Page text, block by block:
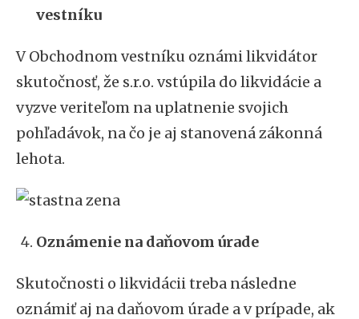
vestníku
V Obchodnom vestníku oznámi likvidátor
skutočnosť, že s.r.o. vstúpila do likvidácie a
vyzve veriteľom na uplatnenie svojich
pohľadávok, na čo je aj stanovená zákonná
lehota.
Oznámenie na daňovom úrade
Skutočnosti o likvidácii treba následne
oznámiť aj na daňovom úrade a v prípade, ak